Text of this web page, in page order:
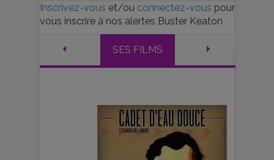
Inscrivez-vous et/ou connectez-vous pour
vous inscrire à nos alertes Buster Keaton
SES FILMS